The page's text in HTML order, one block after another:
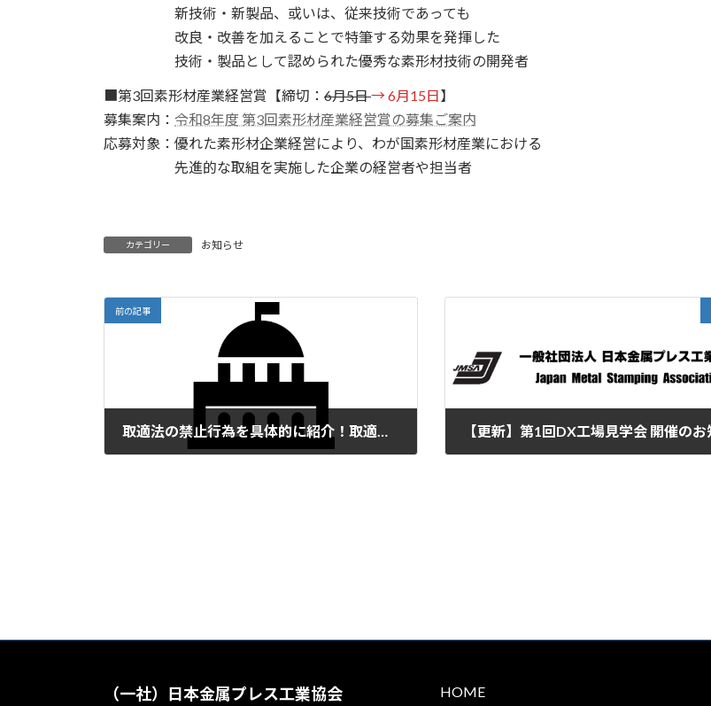
新技術・新製品、或いは、従来技術であっても
改良・改善を加えることで特筆する効果を発揮した
技術・製品として認められた優秀な素形材技術の開発者
■第3回素形材産業経営賞【締切： 6月5日→ 6月15日】
募集案内： 令和8年度 第3回素形材産業経営賞の募集ご案内
応募対象：優れた素形材企業経営により、わが国素形材産業における
先進的な取組を実施した企業の経営者や担当者
カテゴリー お知らせ
前の記事
取適法の禁止行為を具体的に紹介！取適法・価格交渉セミナー（6/7開催）
（一社）日本金属プレス工業協会 HOME